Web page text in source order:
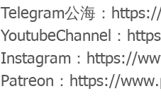
Telegram公海：
YoutubeChannel：
Instagram： https://
Patreon： https://